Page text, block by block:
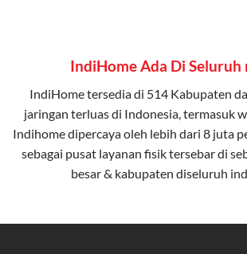
IndiHome Ada Di Seluruh
IndiHome tersedia di 514 Kabupaten
jaringan terluas di Indonesia, termasuk
Indihome dipercaya oleh lebih dari 8 juta
sebagai pusat layanan fisik tersebar di
besar & kabupaten diseluruh